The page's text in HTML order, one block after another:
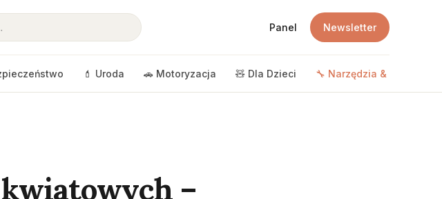
Panel Newsletter
💄 Uroda 🚗 Motoryzacja 🧸 Dla Dzieci 🔧 Narzędzia & DIY
–